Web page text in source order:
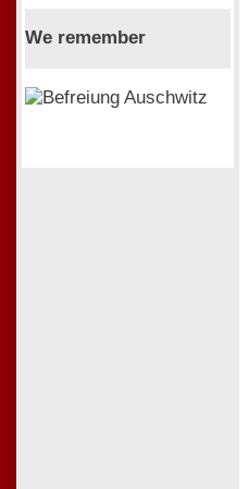
We remember